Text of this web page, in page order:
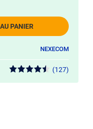
PANIER
NEXECOM
(127)